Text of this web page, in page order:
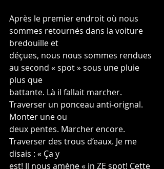
Après le premier endroit où nous
sommes retournés dans la voiture
bredouille et
déçues, nous nous sommes rendues
au second « spot » sous une pluie
plus que
battante. Là il fallait marcher.
Traverser un ponceau anti-orignal.
Monter une ou
deux pentes. Marcher encore.
Traverser des trous d’eaux. Je me
disais : « Ça y
est! Il nous amène « in ZE spot! Cette